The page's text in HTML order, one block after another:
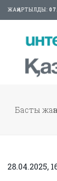
ЖАҢАРТЫЛДЫ:
Басты
28.04.2025,